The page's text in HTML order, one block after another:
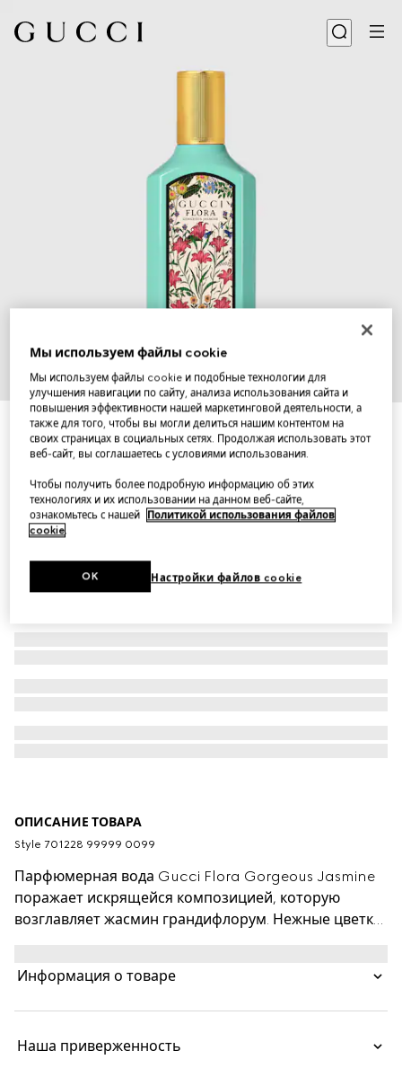
/2
Парфюмерная вода Gucci Flora Gorgeous Jasmine,
50 мл
ОПИСАНИЕ ТОВАРА
Style ‎701228 99999 0099
Парфюмерная вода Gucci Flora Gorgeous Jasmine
поражает искрящейся композицией, которую
возглавляет жасмин грандифлорум. Нежные цветки
который стал воплощением этого изысканного
оставляет на коже уникальный след, Заряжающий
Информация о товаре
Наша приверженность
Мы используем файлы cookie
Мы используем файлы cookie и подобные технологии для
улучшения навигации по сайту, анализа использования сайта и
повышения эффективности нашей маркетинговой деятельности, а
также для того, чтобы вы могли делиться нашим контентом на
своих страницах в социальных сетях. Продолжая использовать этот
веб-сайт, вы соглашаетесь с условиями использования.
Чтобы получить более подробную информацию об этих
технологиях и их использовании на данном веб-сайте,
ознакомьтесь с нашей
Политикой использования файлов
cookie.
Настройки файлов cookie
OK